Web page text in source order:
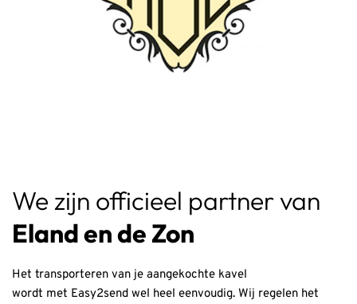
Eland en de Zon
Het transporteren van je aangekochte kavel
wordt met Easy2send wel heel eenvoudig. Wij regelen het